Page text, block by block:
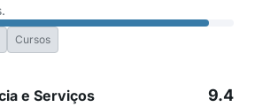
Cursos
e Serviços 9.4